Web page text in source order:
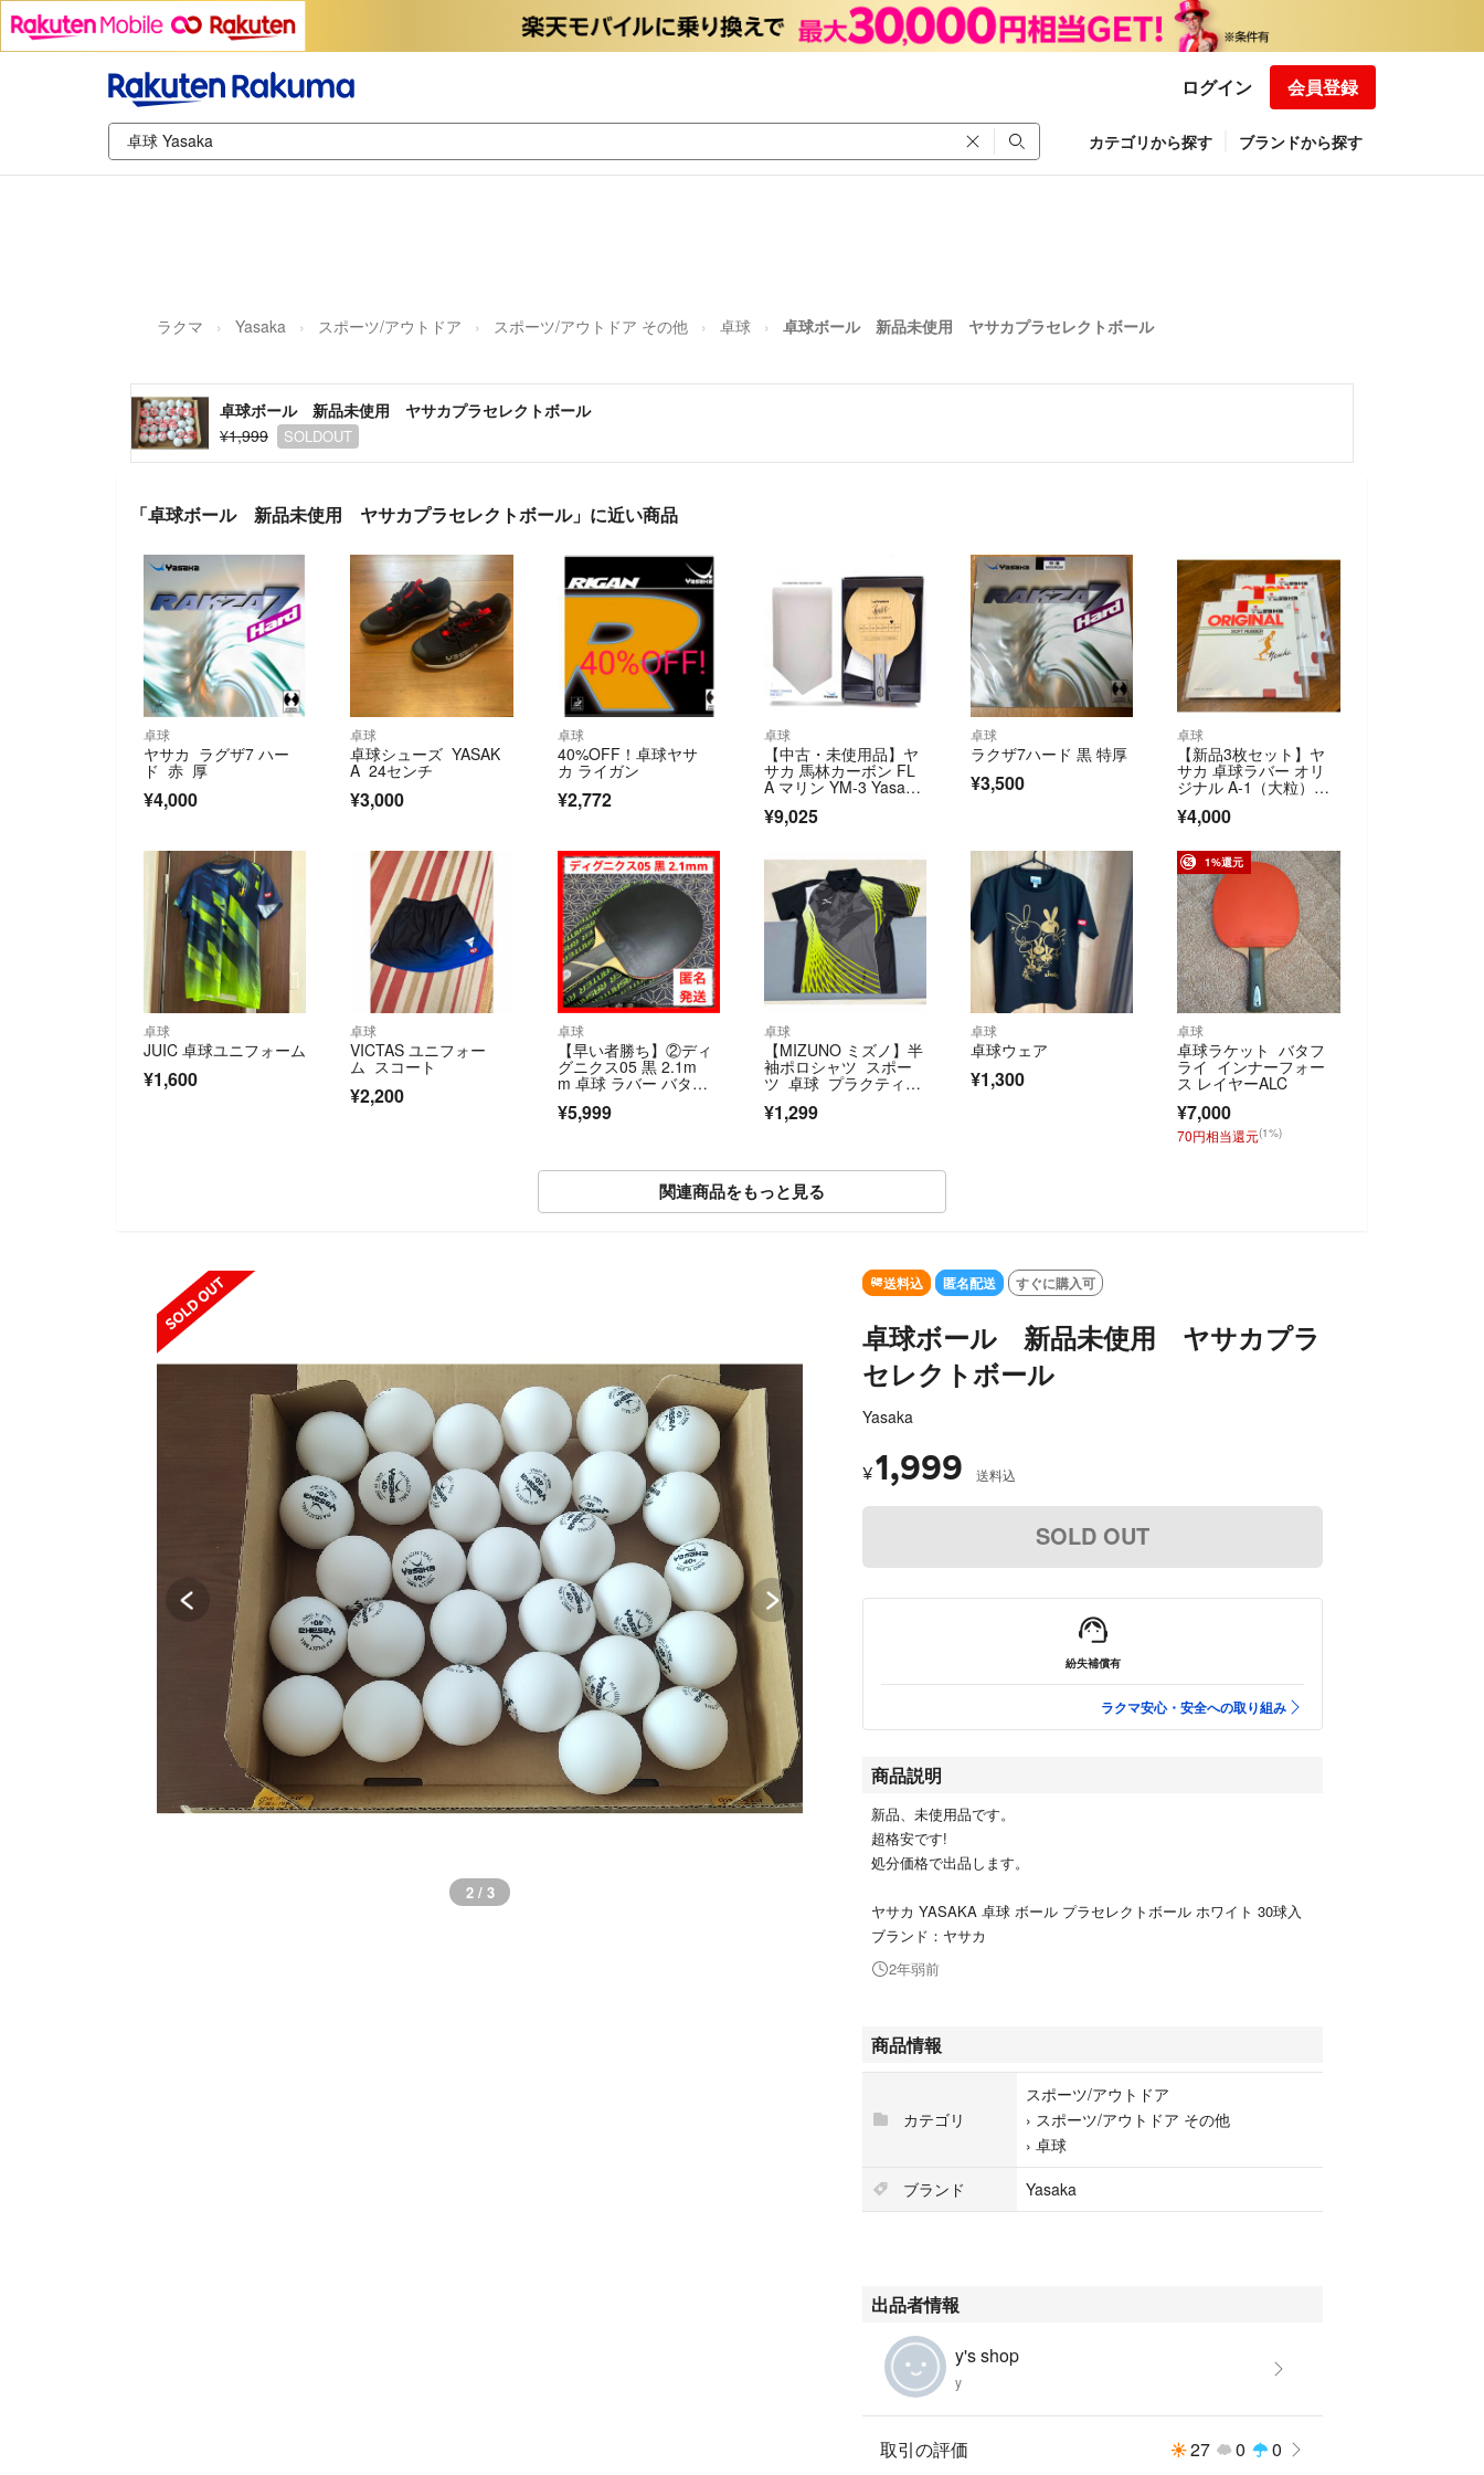
ログイン 会員登録
カテゴリから探す ブランドから探す
ラクマ Yasaka スポーツ/アウトドア スポーツ/アウトドア その他 卓球 卓球ボール 新品未使用 ヤサカプラセレクトボール
卓球ボール 新品未使用 ヤサカプラセレクトボール
¥1,999
SOLDOUT
「卓球ボール 新品未使用 ヤサカプラセレクトボール」に近い商品
卓球
ヤサカ ラグザ7 ハー
ド 赤 厚
¥4,000
卓球
卓球シューズ YASAK
A 24センチ
¥3,000
卓球
40%OFF！卓球ヤサ
カ ライガン
¥2,772
卓球
【中古・未使用品】ヤ
サカ 馬林カーボン FL
A マリン YM-3 Yasak
a 廃盤 卓球ラケット 攻
撃用シェークハンド
¥9,025
卓球
ラクザ7ハード 黒 特厚
¥3,500
卓球
【新品3枚セット】ヤ
サカ 卓球ラバー オリ
ジナル A-1（大粒）
赤・薄
¥4,000
卓球
JUIC 卓球ユニフォーム
¥1,600
卓球
VICTAS ユニフォー
ム スコート
¥2,200
卓球
【早い者勝ち】②ディ
グニクス05 黒 2.1m
m 卓球 ラバー バタフ
¥5,999
卓球
【MIZUNO ミズノ】半
袖ポロシャツ スポー
ツ 卓球 プラクティ
¥1,299
卓球
卓球ウェア
¥1,300
1%還元
卓球
卓球ラケット バタフ
ライ インナーフォー
ス レイヤーALC
¥7,000
70円相当還元(1%)
関連商品をもっと見る
SOLD OUT
2 / 3
送料込 匿名配送 すぐに購入可
卓球ボール 新品未使用 ヤサカプラ
セレクトボール
Yasaka
¥1,999 送料込
SOLD OUT
紛失補償有
ラクマ安心・安全への取り組み
商品説明
新品、未使用品です。
超格安です!
処分価格で出品します。
ヤサカ YASAKA 卓球 ボール プラセレクトボール ホワイト 30球入
ブランド：ヤサカ
2年弱前
商品情報
カテゴリ
スポーツ/アウトドア
› スポーツ/アウトドア その他
› 卓球
ブランド
Yasaka
出品者情報
y's shop
y
取引の評価 27 0 0